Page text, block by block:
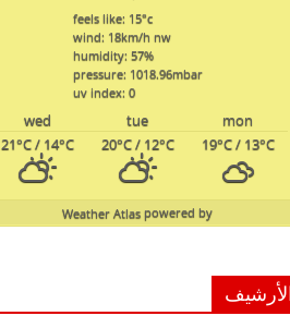
feels like: 15°c
wind: 18km/h nw
humidity: 57%
pressure: 1018.96mbar
uv index: 0
mon
tue
wed
19°C/ 13°C
20°C/ 12°C
21°C/ 14°C
powered by
Weather Atlas